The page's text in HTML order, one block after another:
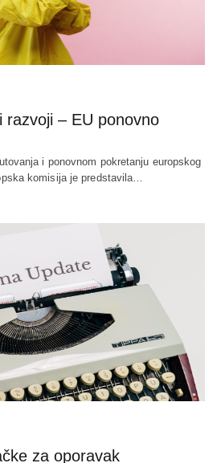
razvoji – EU ponovno
i ponovnom pokretanju europskog
komisija je predstavila…
za oporavak